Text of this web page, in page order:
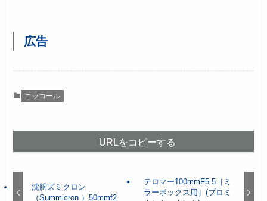
広告
ニッコール
URLをコピーする
沈胴ズミクロン
（Summicron ）50mmf2
テロマー100mmF5.5［ミ
ラーボックス用］(プロミ